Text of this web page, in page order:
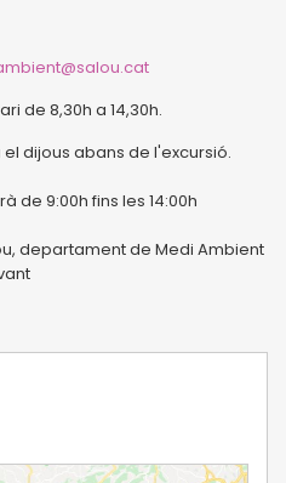
de 8,30h a 14,30h.
dijous abans de l'excursió.
de 9:00h fins les 14:00h
departament de Medi Ambient